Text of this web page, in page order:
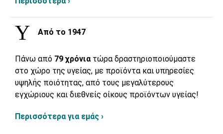
Από το 1947
Πάνω από 79 χρόνια τώρα δραστηριοποιούμαστε
στο χώρο της υγείας, με προϊόντα και υπηρεσίες
υψηλής ποιότητας, από τους μεγαλύτερους
εγχώριους και διεθνείς οίκους προϊόντων υγείας!
Περισσότερα για εμάς ›